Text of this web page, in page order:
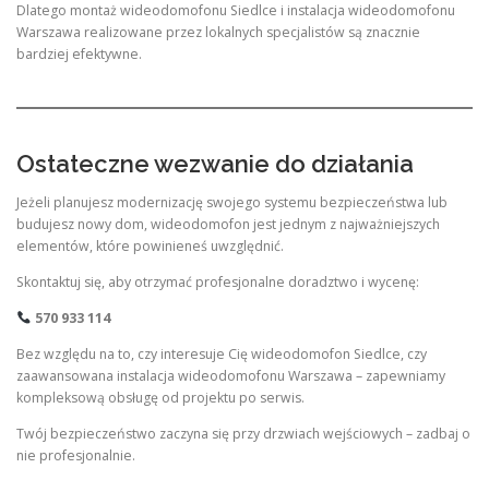
Dlatego montaż wideodomofonu Siedlce i instalacja wideodomofonu
Warszawa realizowane przez lokalnych specjalistów są znacznie
bardziej efektywne.
Ostateczne wezwanie do działania
Jeżeli planujesz modernizację swojego systemu bezpieczeństwa lub
budujesz nowy dom, wideodomofon jest jednym z najważniejszych
elementów, które powinieneś uwzględnić.
Skontaktuj się, aby otrzymać profesjonalne doradztwo i wycenę:
570 933 114
Bez względu na to, czy interesuje Cię wideodomofon Siedlce, czy
zaawansowana instalacja wideodomofonu Warszawa – zapewniamy
kompleksową obsługę od projektu po serwis.
Twój bezpieczeństwo zaczyna się przy drzwiach wejściowych – zadbaj o
nie profesjonalnie.